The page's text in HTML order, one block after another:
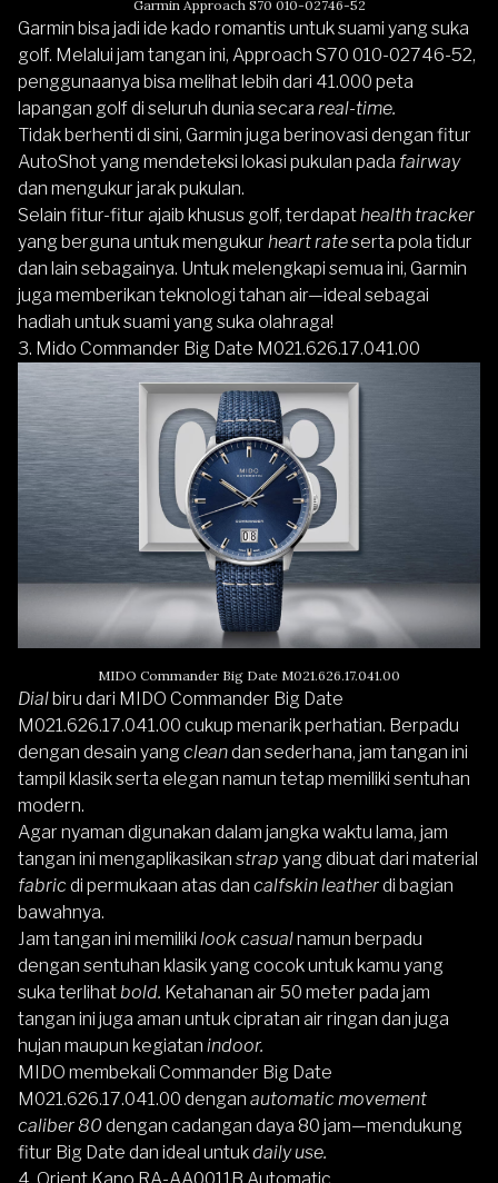
Garmin Approach S70 010-02746-52
Garmin bisa jadi ide kado romantis untuk suami yang suka
golf. Melalui jam tangan ini, Approach S70 010-02746-52,
penggunaanya bisa melihat lebih dari 41.000 peta
lapangan golf di seluruh dunia secara real-time.
Tidak berhenti di sini, Garmin juga berinovasi dengan fitur
AutoShot yang mendeteksi lokasi pukulan pada fairway
dan mengukur jarak pukulan.
Selain fitur-fitur ajaib khusus golf, terdapathealth tracker
yang berguna untuk mengukur heart rateserta pola tidur
dan lain sebagainya. Untuk melengkapi semua ini, Garmin
juga memberikan teknologi tahan air—ideal sebagai
hadiah untuk suami yang suka olahraga!
3. Mido Commander Big Date M021.626.17.041.00
MIDO Commander Big Date M021.626.17.041.00
Dialbiru dari MIDO Commander Big Date
M021.626.17.041.00 cukup menarik perhatian. Berpadu
dengan desain yang cleandan sederhana, jam tangan ini
tampil klasik serta elegan namun tetap memiliki sentuhan
modern.
Agar nyaman digunakan dalam jangka waktu lama, jam
tangan ini mengaplikasikan strap yang dibuat dari material
fabric di permukaan atas dan calfskin leatherdi bagian
bawahnya.
Jam tangan ini memiliki lookcasualnamun berpadu
dengan sentuhan klasik yang cocok untuk kamu yang
suka terlihatbold. Ketahanan air 50 meter pada jam
tangan ini juga aman untuk cipratan air ringan dan juga
hujan maupun kegiatan indoor.
MIDO membekali Commander Big Date
M021.626.17.041.00 dengan automatic movement
caliber 80dengan cadangan daya 80 jam—mendukung
fitur Big Date dan ideal untukdaily use.